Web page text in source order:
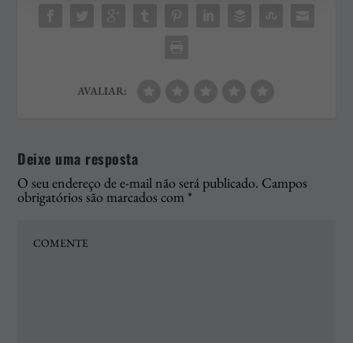
AVALIAR:
Deixe uma resposta
O seu endereço de e-mail não será publicado. Campos
obrigatórios são marcados com *